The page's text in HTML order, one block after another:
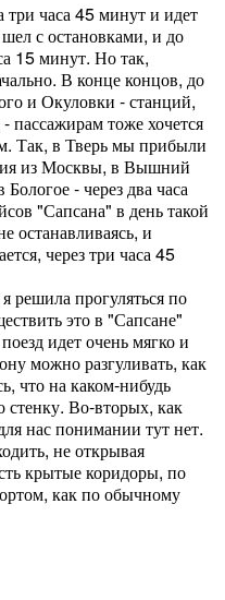
три часа 45 минут и идет
с остановками, и до
15 минут. Но так,
В конце концов, до
и Окуловки - станций,
- пассажирам тоже хочется
Так, в Тверь мы прибыли
из Москвы, в Вышний
- через два часа
"Сапсана" в день такой
останавливаясь, и
через три часа 45
решила прогуляться по
это в "Сапсане"
идет очень мягко и
можно разгуливать, как
что на каком-нибудь
стенку. Во-вторых, как
нас понимании тут нет.
не открывая
крытые коридоры, по
как по обычному